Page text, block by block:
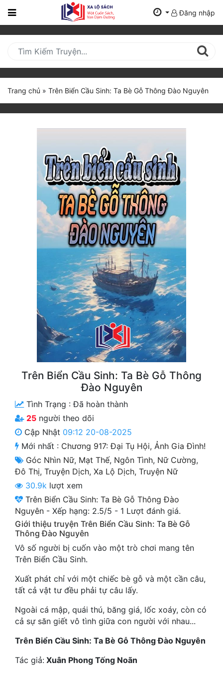
Trang
Mới
Cập
Nhật
(current)
Truyện Mới Ra
Hoàn Thành
Truyện Convert
Truyện Dịch
Truyện Nhập Môn
Cạnh Kỹ
Cổ Tiên Hiệp
Du Hí
Dã Sử
Dị Giới
Dị Năng
Gia Đấu
Góc Nhìn Nam
Góc Nhìn Nữ
Huyền Huyễn
Đăng nhập
Trang chủ » Trên Biển Cầu Sinh: Ta Bè Gỗ Thông Đào Nguyên
Trên Biển Cầu Sinh: Ta Bè Gỗ Thông
Đào Nguyên
Tình Trạng :Đã hoàn thành
25 người theo dõi
Cập Nhật 09:12 20-08-2025
Mới nhất : Chương 917: Đại Tụ Hội, Ảnh Gia Đình!
Góc Nhìn Nữ, Mạt Thế, Ngôn Tình, Nữ Cường,
Đô Thị, Truyện Dịch, Xa Lộ Dịch, Truyện Nữ
30.9k lượt xem
Trên Biển Cầu Sinh: Ta Bè Gỗ Thông Đào
Nguyên - Xếp hạng: 2.5/5 - 1 Lượt đánh giá.
Giới thiệu truyện Trên Biển Cầu Sinh: Ta Bè Gỗ
Thông Đào Nguyên
Vô số người bị cuốn vào một trò chơi mang tên
Trên Biển Cầu Sinh.
Xuất phát chỉ với một chiếc bè gỗ và một cần câu,
tất cả vật tư đều phải tự câu lấy.
Ngoài cá mập, quái thú, băng giá, lốc xoáy, còn có
cả sự săn giết vô tình giữa con người với nhau...
Trên Biển Cầu Sinh: Ta Bè Gỗ Thông Đào Nguyên
Tác giả: Xuân Phong Tống Noãn